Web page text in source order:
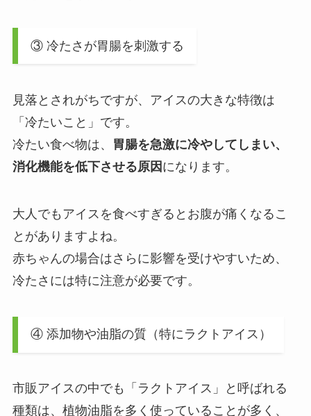
③ 冷たさが胃腸を刺激する
見落とされがちですが、アイスの大きな特徴は
「冷たいこと」です。
冷たい食べ物は、
胃腸を急激に冷やしてしまい、
消化機能を低下させる原因 になります。
大人でもアイスを食べすぎるとお腹が痛くなるこ
とがありますよね。
赤ちゃんの場合はさらに影響を受けやすいため、
冷たさには特に注意が必要です。
④ 添加物や油脂の質（特にラクトアイス）
市販アイスの中でも「ラクトアイス」と呼ばれる
種類は、植物油脂を多く使っていることが多く、